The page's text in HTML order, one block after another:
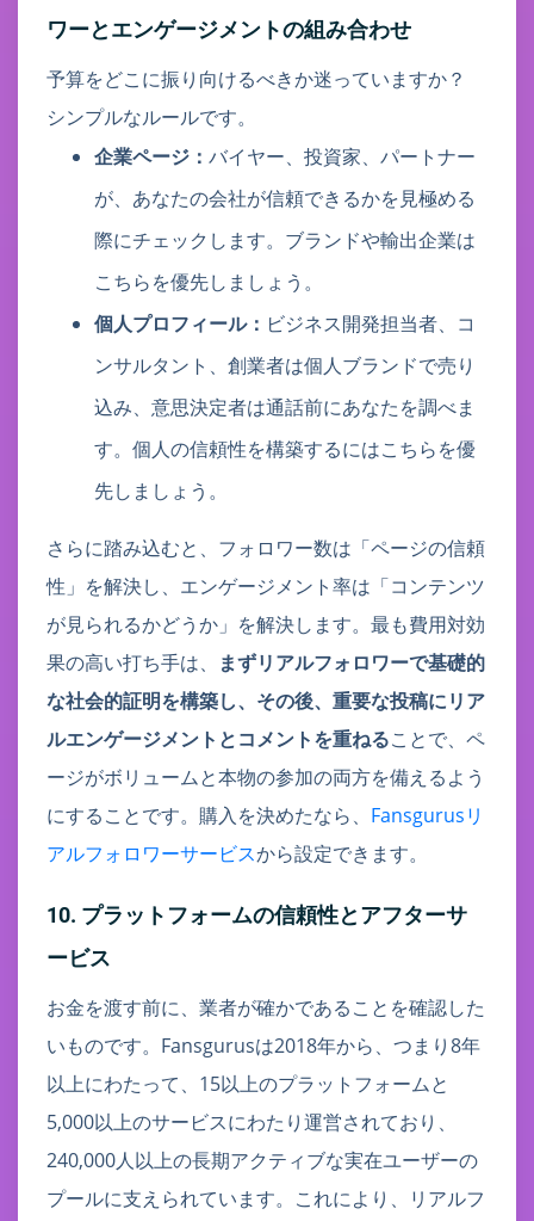
ワーとエンゲージメントの組み合わせ
予算をどこに振り向けるべきか迷っていますか？
シンプルなルールです。
企業ページ： バイヤー、投資家、パートナー
が、あなたの会社が信頼できるかを見極める
際にチェックします。ブランドや輸出企業は
こちらを優先しましょう。
個人プロフィール： ビジネス開発担当者、コ
ンサルタント、創業者は個人ブランドで売り
込み、意思決定者は通話前にあなたを調べま
す。個人の信頼性を構築するにはこちらを優
先しましょう。
さらに踏み込むと、フォロワー数は「ページの信頼
性」を解決し、エンゲージメント率は「コンテンツ
が見られるかどうか」を解決します。最も費用対効
果の高い打ち手は、
まずリアルフォロワーで基礎的
な社会的証明を構築し、その後、重要な投稿にリア
ルエンゲージメントとコメントを重ねることで、ペ
ージがボリュームと本物の参加の両方を備えるよう
にすることです。購入を決めたなら、 Fansgurusリ
アルフォロワーサービスから設定できます。
10. プラットフォームの信頼性とアフターサ
ービス
お金を渡す前に、業者が確かであることを確認した
いものです。Fansgurusは2018年から、つまり8年
以上にわたって、15以上のプラットフォームと
5,000以上のサービスにわたり運営されており、
240,000人以上の長期アクティブな実在ユーザーの
プールに支えられています。これにより、リアルフ